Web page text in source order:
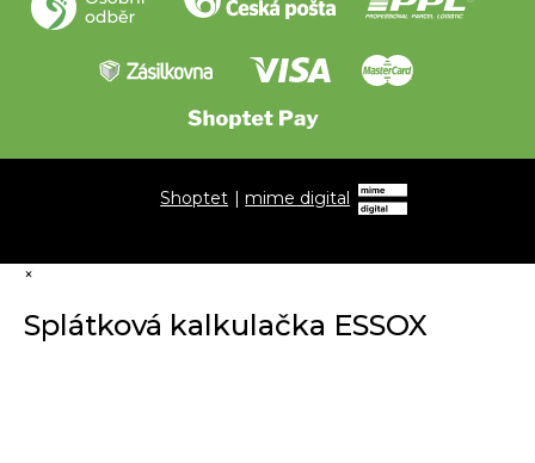
Shoptet |mime digital
×
Splátková kalkulačka ESSOX